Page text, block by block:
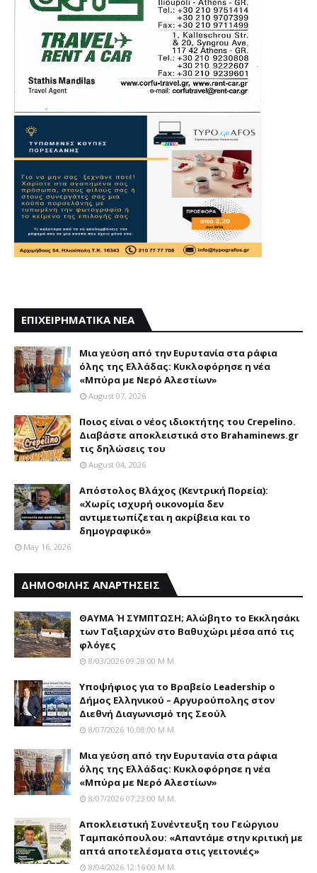
ΕΠΙΧΕΙΡΗΜΑΤΙΚΑ ΝΕΑ
Mια γεύση από την Eυρυτανία στα ράφια
όλης της Ελλάδας: Κυκλοφόρησε η νέα
«Μπύρα με Nερό Aλεστίων»
August 07, 2026
Ποιος είναι ο νέος ιδιοκτήτης του Crepelino.
Διαβάστε αποκλειστικά στο Brahaminews.gr
τις δηλώσεις του
August 04, 2026
Απόστολος Βλάχος (Κεντρική Πορεία):
«Χωρίς ισχυρή οικονομία δεν
αντιμετωπίζεται η ακρίβεια και το
δημογραφικό»
May 16, 2026
ΔΗΜΟΦΙΛΗΣ ΑΝΑΡΤΗΣΕΙΣ
ΘΑΥΜΑ Ή ΣΥΜΠΤΩΣΗ; Aλώβητο το Eκκλησάκι
των Tαξιαρχών στο Bαθυχώρι μέσα από τις
φλόγες
8/03/2026 09:28:00 Μ.μ.
Yποψήφιος για το Bραβείο Leadership ο
Δήμος Ελληνικού – Αργυρούπολης στον
Διεθνή Διαγωνισμό της Σεούλ
8/07/2026 10:08:00 Μ.μ.
Mια γεύση από την Eυρυτανία στα ράφια
όλης της Ελλάδας: Κυκλοφόρησε η νέα
«Μπύρα με Nερό Aλεστίων»
8/07/2026 07:23:00 Μ.μ.
Αποκλειστική Συνέντευξη του Γεώργιου
Ταμπακόπουλου: «Απαντάμε στην κριτική με
απτά αποτελέσματα στις γειτονιές»
8/04/2026 12:16:00 Μ.μ.